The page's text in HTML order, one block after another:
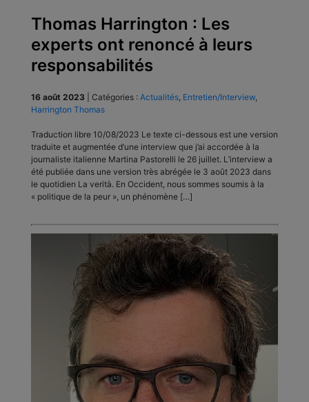
Thomas Harrington : Les
experts ont renoncé à leurs
responsabilités
16 août 2023 Catégories : Actualités, Entretien/Interview,
Harrington Thomas
Traduction libre 10/08/2023 Le texte ci-dessous est une version
traduite et augmentée d’une interview que j’ai accordée à la
journaliste italienne Martina Pastorelli le 26 juillet. L’interview a
été publiée dans une version très abrégée le 3 août 2023 dans
le quotidien La verità. En Occident, nous sommes soumis à la
« politique de la peur », un phénomène […]